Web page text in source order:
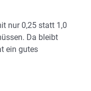
nur 0,25 statt 1,0
Da bleibt
ein gutes